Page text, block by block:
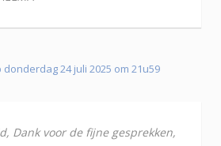
donderdag 24 juli 2025 om 21u59
Dank voor de fijne gesprekken,